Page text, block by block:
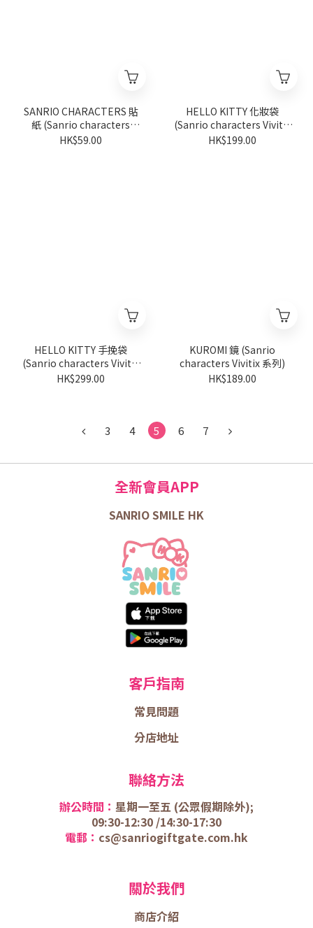
SANRIO CHARACTERS 貼
紙 (Sanrio characters
Vivitix 系列)
HK$59.00
HELLO KITTY 化妝袋
(Sanrio characters Vivitix
系列)
HK$199.00
HELLO KITTY 手挽袋
(Sanrio characters Vivitix
系列)
HK$299.00
KUROMI 鏡 (Sanrio
characters Vivitix 系列)
HK$189.00
3 4 5 6 7
全新會員APP
SANRIO SMILE HK
客戶指南
常見問題
分店地址
聯絡方法
辦公時間： 星期一至五 (公眾假期除外);
09:30-12:30 /14:30-17:30
電郵： cs@sanriogiftgate.com.hk
關於我們
商店介紹